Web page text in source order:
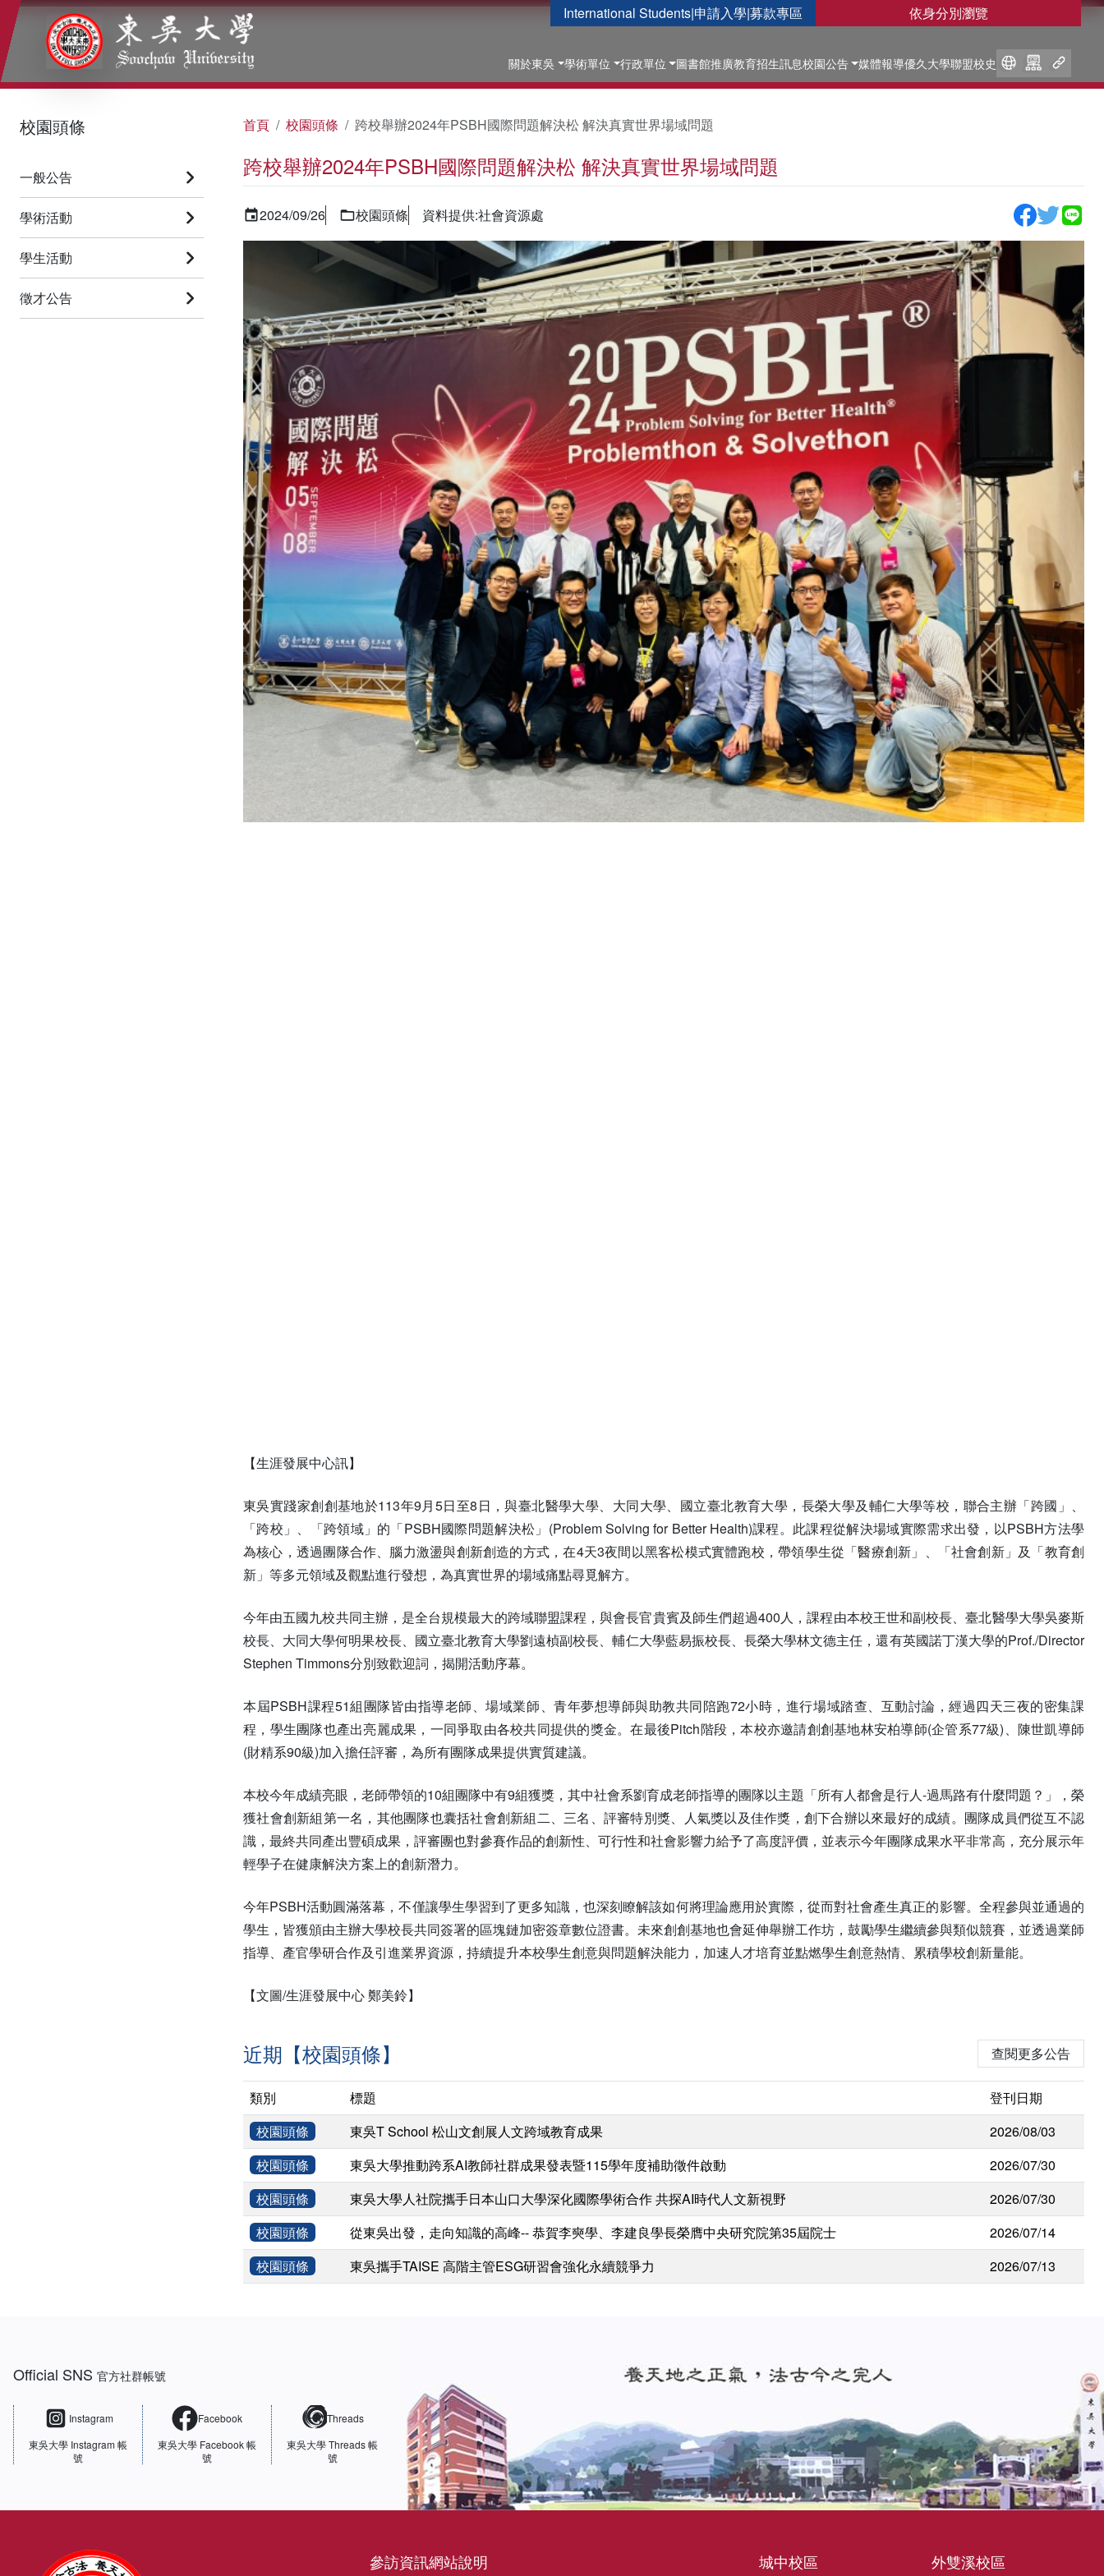
International Students|申請入學|募款專區 依身分別瀏覽
關於東吳 學術單位 行政單位 圖書館推廣教育招生訊息校園公告 媒體報導優久大學聯盟校史
:::
校園頭條
一般公告
學術活動
學生活動
徵才公告
首頁 校園頭條 跨校舉辦2024年PSBH國際問題解決松 解決真實世界場域問題
跨校舉辦2024年PSBH國際問題解決松 解決真實世界場域問題
2024/09/26 校園頭條 資料提供:社會資源處
【生涯發展中心訊】
東吳實踐家創創基地於113年9月5日至8日，與臺北醫學大學、大同大學、國立臺北教育大學，長榮大學及輔仁大學等校，聯合主辦「跨國」、
「跨校」、「跨領域」的「PSBH國際問題解決松」(Problem Solving for Better Health)課程。此課程從解決場域實際需求出發，以PSBH方法學
為核心，透過團隊合作、腦力激盪與創新創造的方式，在4天3夜間以黑客松模式實體跑校，帶領學生從「醫療創新」、「社會創新」及「教育創
新」等多元領域及觀點進行發想，為真實世界的場域痛點尋覓解方。
今年由五國九校共同主辦，是全台規模最大的跨域聯盟課程，與會長官貴賓及師生們超過400人，課程由本校王世和副校長、臺北醫學大學吳麥斯
校長、大同大學何明果校長、國立臺北教育大學劉遠楨副校長、輔仁大學藍易振校長、長榮大學林文德主任，還有英國諾丁漢大學的Prof./Director
Stephen Timmons分別致歡迎詞，揭開活動序幕。
本屆PSBH課程51組團隊皆由指導老師、場域業師、青年夢想導師與助教共同陪跑72小時，進行場域踏查、互動討論，經過四天三夜的密集課
程，學生團隊也產出亮麗成果，一同爭取由各校共同提供的獎金。在最後Pitch階段，本校亦邀請創創基地林安柏導師(企管系77級)、陳世凱導師
(財精系90級)加入擔任評審，為所有團隊成果提供實質建議。
本校今年成績亮眼，老師帶領的10組團隊中有9組獲獎，其中社會系劉育成老師指導的團隊以主題「所有人都會是行人-過馬路有什麼問題？」，榮
獲社會創新組第一名，其他團隊也囊括社會創新組二、三名、評審特別獎、人氣獎以及佳作獎，創下合辦以來最好的成績。團隊成員們從互不認
識，最終共同產出豐碩成果，評審團也對參賽作品的創新性、可行性和社會影響力給予了高度評價，並表示今年團隊成果水平非常高，充分展示年
輕學子在健康解決方案上的創新潛力。
今年PSBH活動圓滿落幕，不僅讓學生學習到了更多知識，也深刻瞭解該如何將理論應用於實際，從而對社會產生真正的影響。全程參與並通過的
學生，皆獲頒由主辦大學校長共同簽署的區塊鏈加密簽章數位證書。未來創創基地也會延伸舉辦工作坊，鼓勵學生繼續參與類似競賽，並透過業師
指導、產官學研合作及引進業界資源，持續提升本校學生創意與問題解決能力，加速人才培育並點燃學生創意熱情、累積學校創新量能。
【文圖/生涯發展中心 鄭美鈴】
近期【校園頭條】 查閱更多公告
類別 標題
登刊日期
校園頭條
東吳T School 松山文創展人文跨域教育成果
2026/08/03
校園頭條
東吳大學推動跨系AI教師社群成果發表暨115學年度補助徵件啟動
2026/07/30
校園頭條
東吳大學人社院攜手日本山口大學深化國際學術合作 共探AI時代人文新視野
2026/07/30
校園頭條
從東吳出發，走向知識的高峰-- 恭賀李奭學、李建良學長榮膺中央研究院第35屆院士
2026/07/14
校園頭條
東吳攜手TAISE 高階主管ESG研習會強化永續競爭力 2026/07/13
Official SNS 官方社群帳號
Instagram
東吳大學 Instagram 帳
號
Facebook
東吳大學 Facebook 帳
號
Threads
東吳大學Threads 帳
號
參訪資訊網站說明 城中校區 外雙溪校區